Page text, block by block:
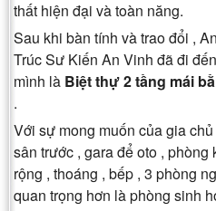
thất hiện đại và toàn năng.
Sau khi bàn tính và trao đổi ,
Trúc Sư Kiến An Vinh đã đi
mình là Biệt thự 2 tầng mái
.
Với sự mong muốn của gia
sân trước , gara để oto ,
rộng , thoáng , bếp , 3 phòng
quan trọng hơn là phòng sinh